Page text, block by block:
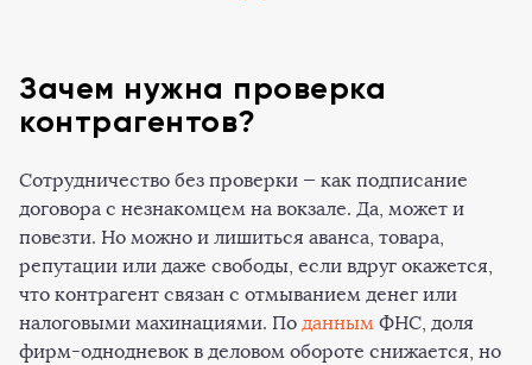
Зачем нужна проверка
контрагентов?
Сотрудничество без проверки — как подписание
договора с незнакомцем на вокзале. Да, может и
повезти. Но можно и лишиться аванса, товара,
репутации или даже свободы, если вдруг окажется,
что контрагент связан с отмыванием денег или
налоговыми махинациями. По данным ФНС, доля
фирм-однодневок в деловом обороте снижается, но